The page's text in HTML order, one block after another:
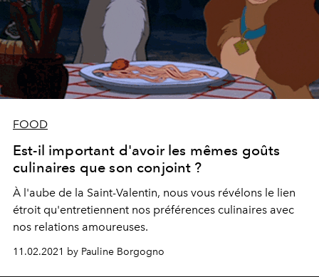
FOOD
Est-il important d'avoir les mêmes goûts
culinaires que son conjoint ?
À l'aube de la Saint-Valentin, nous vous révélons le lien
étroit qu'entretiennent nos préférences culinaires avec
nos relations amoureuses.
11.02.2021 by Pauline Borgogno